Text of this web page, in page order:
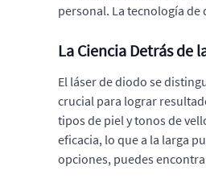
personal. La tecnología de
La Ciencia Detrás de
El láser de diodo se
crucial para lograr
tipos de piel y tonos de
eficacia, lo que a la larga
opciones, puedes